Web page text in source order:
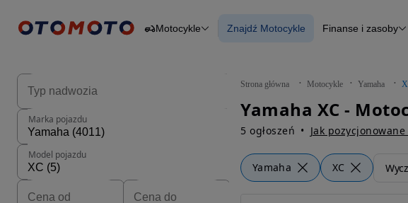
Osobowe
Motocykle Znajdź Motocykle Finanse i zasoby
Strona główna Motocykle Yamaha
Yamaha XC -
5 ogłoszeń Jak pozycjonowane
Yamaha XC
Marka pojazdu
Model pojazdu